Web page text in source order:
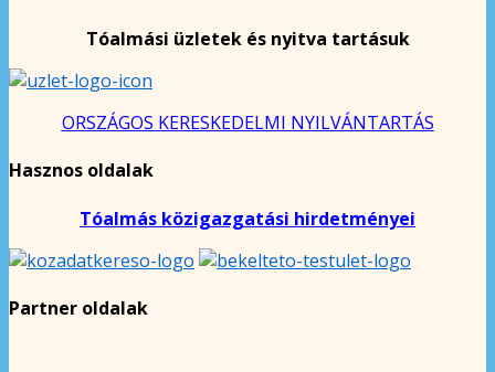
Tóalmási üzletek és nyitva tartásuk
ORSZÁGOS KERESKEDELMI NYILVÁNTARTÁS
Hasznos oldalak
Tóalmás közigazgatási hirdetményei
Partner oldalak